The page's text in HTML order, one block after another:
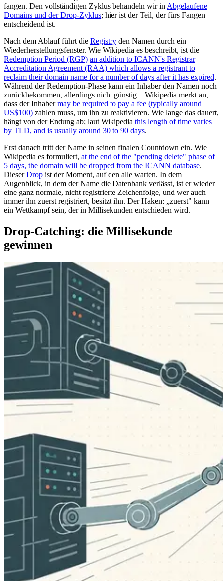
fangen. Den vollständigen Zyklus behandeln wir inAbgelaufene
Domains und der Drop-Zyklus; hier ist der Teil, der fürs Fangen
entscheidend ist.
Nach dem Ablauf führt die Registry den Namen durch ein
Wiederherstellungsfenster. Wie Wikipedia es beschreibt, ist die
Redemption Period (RGP) an addition to ICANN's Registrar
Accreditation Agreement (RAA) which allows a registrant to
reclaim their domain name for a number of days after it has expired.
Während der Redemption-Phase kann ein Inhaber den Namen noch
zurückbekommen, allerdings nicht günstig – Wikipedia merkt an,
dass der Inhabermay be required to pay a fee (typically around
US$100) zahlen muss, um ihn zu reaktivieren. Wie lange das dauert,
hängt von der Endung ab; laut Wikipedia this length of time varies
by TLD, and is usually around 30 to 90 days.
Erst danach tritt der Name in seinen finalen Countdown ein. Wie
Wikipedia es formuliert, at the end of the "pending delete" phase of
5 days, the domain will be dropped from the ICANN database.
DieserDrop ist der Moment, auf den alle warten. In dem
Augenblick, in dem der Name die Datenbank verlässt, ist er wieder
eine ganz normale, nicht registrierte Zeichenfolge, und wer auch
immer ihn zuerst registriert, besitzt ihn. Der Haken: „zuerst" kann
ein Wettkampf sein, der in Millisekunden entschieden wird.
Drop-Catching: die Millisekunde
gewinnen